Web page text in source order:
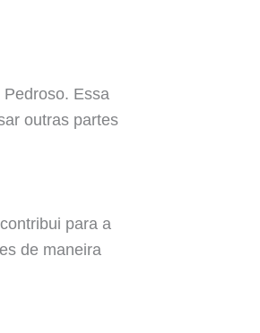
Essa
outras partes
para a
de maneira